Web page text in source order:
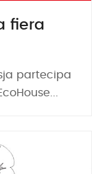
fiera
partecipa